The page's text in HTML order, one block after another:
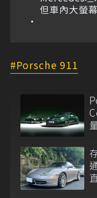
但車內大螢
Porsche 911